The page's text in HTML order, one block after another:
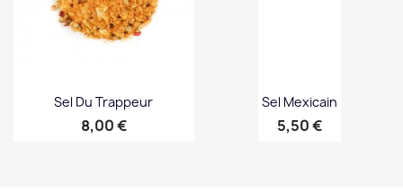
Sel Du Trappeur
Prix
8,00 €
Sel Mexicain
Prix
5,50 €